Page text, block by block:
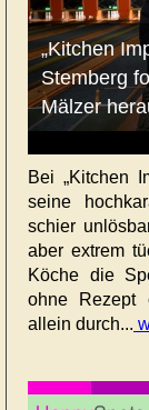
„Kitchen
Stemberg
Mälzer
Bei „Kitchen
seine
schier
aber extrem
Köche die
ohne Rezept
allein durch...